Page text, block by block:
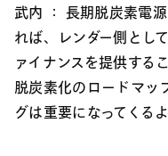
武内 ： 長期脱炭素電
れば、レンダー側とし
ァイナンスを提供する
脱炭素化のロードマッ
グは重要になってくる